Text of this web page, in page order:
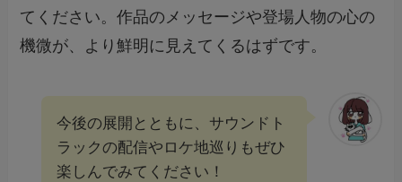
てください。作品のメッセージや登場人物の心の
機微が、より鮮明に見えてくるはずです。
今後の展開とともに、サウンドト
ラックの配信やロケ地巡りもぜひ
楽しんでみてください！